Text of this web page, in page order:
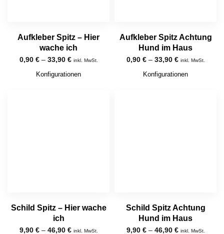
Aufkleber Spitz – Hier
wache ich
0,90 €– 33,90 € inkl. MwSt.
Konfigurationen
Aufkleber Spitz Achtung
Hund im Haus
0,90 €– 33,90 € inkl. MwSt.
Konfigurationen
Schild Spitz – Hier wache
ich
9,90 €– 46,90 € inkl. MwSt.
Schild Spitz Achtung
Hund im Haus
9,90 €– 46,90 € inkl. MwSt.